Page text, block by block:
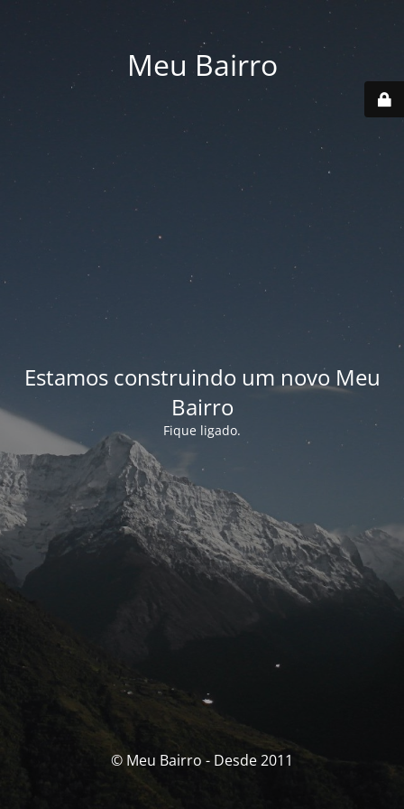
Meu Bairro
Estamos construindo um novo Meu
Bairro
Fique ligado.
© Meu Bairro - Desde 2011